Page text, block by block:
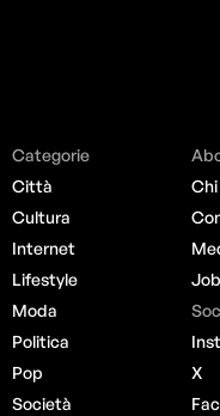
Categorie
Città
Cultura
Internet
Lifestyle
Moda
Politica
Pop
Società
X